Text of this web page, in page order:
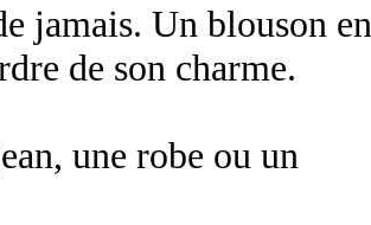
jamais. Un blouson en
de son charme.
une robe ou un